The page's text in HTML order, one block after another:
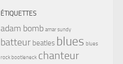
ÉTIQUETTES
adam bomb amar sundy
batteur beatles blues blues
rock bootleneck chanteur